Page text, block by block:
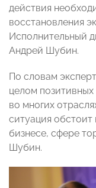
действия
восстановления
Исполнительный
Андрей Шубин.
По словам
целом
во многих
ситуация
бизнесе, сфере
Шубин.